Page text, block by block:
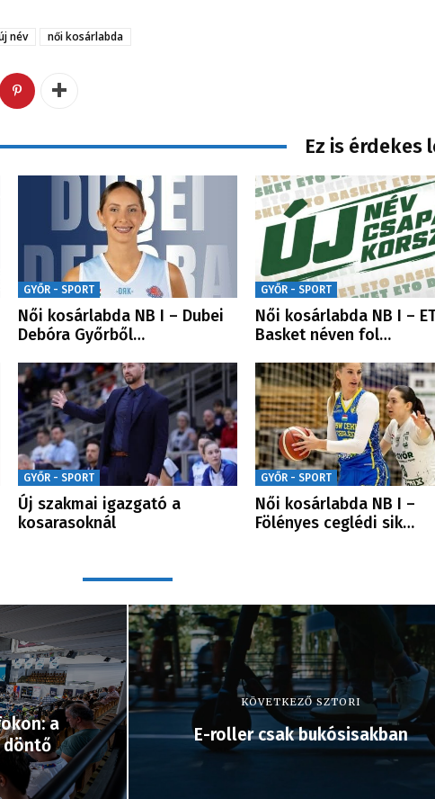
név női kosárlabda
Ez is érdekes
GYŐR - SPORT
Női kosárlabda NB I – Dubei
Debóra Győrből…
GYŐR - SPORT
Női kosárlabda NB I –
Basket néven fol…
GYŐR - SPORT
Új szakmai igazgató a
kosarasoknál
GYŐR - SPORT
Női kosárlabda NB I –
Fölényes ceglédi sik…
a
döntő
KÖVETKEZŐ SZTORI
E-roller csak bukósisakban